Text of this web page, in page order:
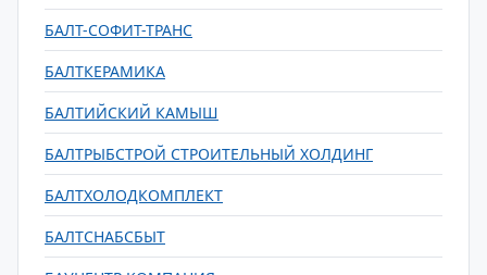
БАЛТ-СОФИТ-ТРАНС
БАЛТКЕРАМИКА
БАЛТИЙСКИЙ КАМЫШ
БАЛТРЫБСТРОЙ СТРОИТЕЛЬНЫЙ ХОЛДИНГ
БАЛТХОЛОДКОМПЛЕКТ
БАЛТСНАБСБЫТ